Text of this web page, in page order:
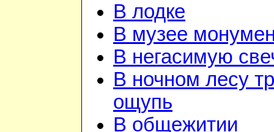
В лодке
В музее
В негасимую
В ночном лесу
ощупь
В общежитии